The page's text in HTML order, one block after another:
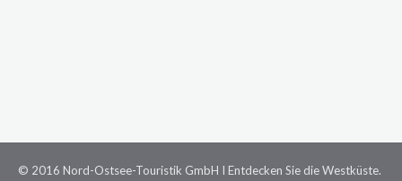
© 2016 Nord-Ostsee-Touristik GmbH I Entdecken Sie die Westküste.